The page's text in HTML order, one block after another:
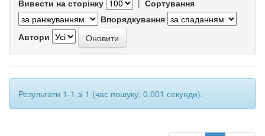
Вивести на сторінку | Сортування
Впорядкування
Автори
Результати 1-1 зі 1 (час пошуку: 0.001 секунди).